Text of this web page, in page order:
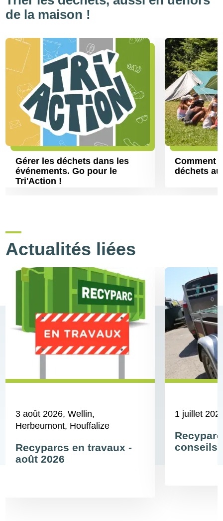
de la maison !
Gérer les déchets dans les
événements. Go pour le
Tri'Action !
Comment
déchets
Actualités liées
3 août 2026, Wellin,
Herbeumont, Houffalize
Recyparcs en travaux -
août 2026
1 juillet
conseils